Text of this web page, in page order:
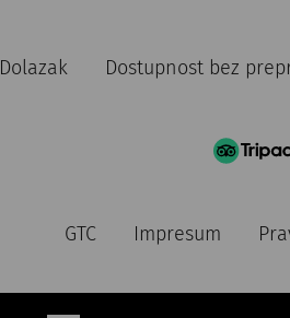
Dolazak Dostupnost bez
GTC Impresum